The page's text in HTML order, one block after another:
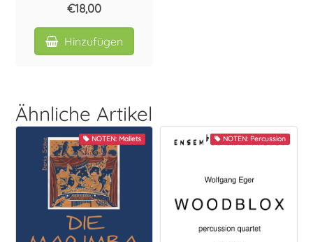
€18,00
Hinzufügen
Ähnliche Artikel
NOTEN: Mallets NOTEN: Percussion